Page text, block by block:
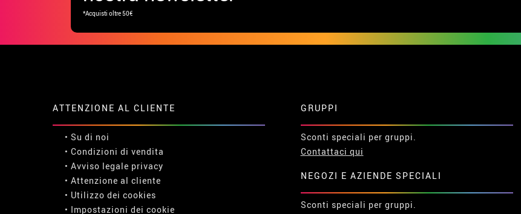
*Acquisti oltre 50€
ATTENZIONE AL CLIENTE
• Su di noi
• Condizioni di vendita
• Avviso legale privacy
• Attenzione al cliente
• Utilizzo dei cookies
• Impostazioni dei cookie
GRUPPI
Sconti speciali per gruppi.
Contattaci qui
NEGOZI E AZIENDE SPECIALI
Sconti speciali per gruppi.